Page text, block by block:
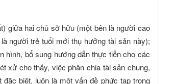
giữa hai chủ sở hữu (một bên là người cao
người trẻ tuổi mới thụ hưởng tài sản này);
hình, bổ sung hướng dẫn thực tiễn cho các
xử cho thấy, việc phân chia tài sản chung,
biệt, luôn là một vấn đề phức tạp trong